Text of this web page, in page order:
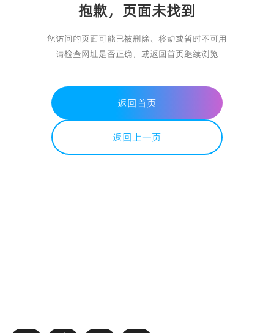
抱歉，页面未找到
您访问的页面可能已被删除、移动或暂时不可用
请检查网址是否正确，或返回首页继续浏览
返回首页
返回上一页